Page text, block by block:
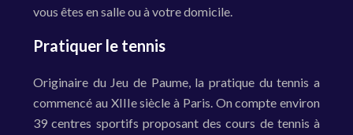
vous êtes en salle ou à votre domicile.
Pratiquer le tennis
Originaire du Jeu de Paume, la pratique du tennis a
commencé au XIIIe siècle à Paris. On compte environ
39 centres sportifs proposant des cours de tennis à